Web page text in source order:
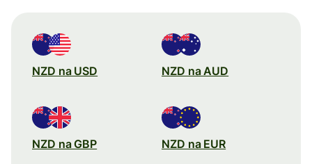
NZD na USD NZD na AUD
NZD na GBP NZD na EUR